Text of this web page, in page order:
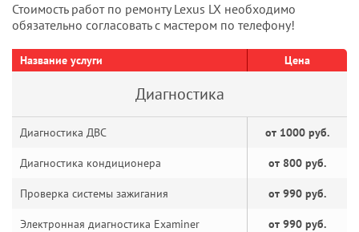
Стоимость работ по ремонту Lexus LX необходимо
обязательно согласовать с мастером по телефону!
Название услуги Цена
Диагностика
Диагностика ДВС от 1000 руб.
Диагностика кондиционера от 800 руб.
Проверка системы зажигания от 990 руб.
Электронная диагностика Examiner от 990 руб.